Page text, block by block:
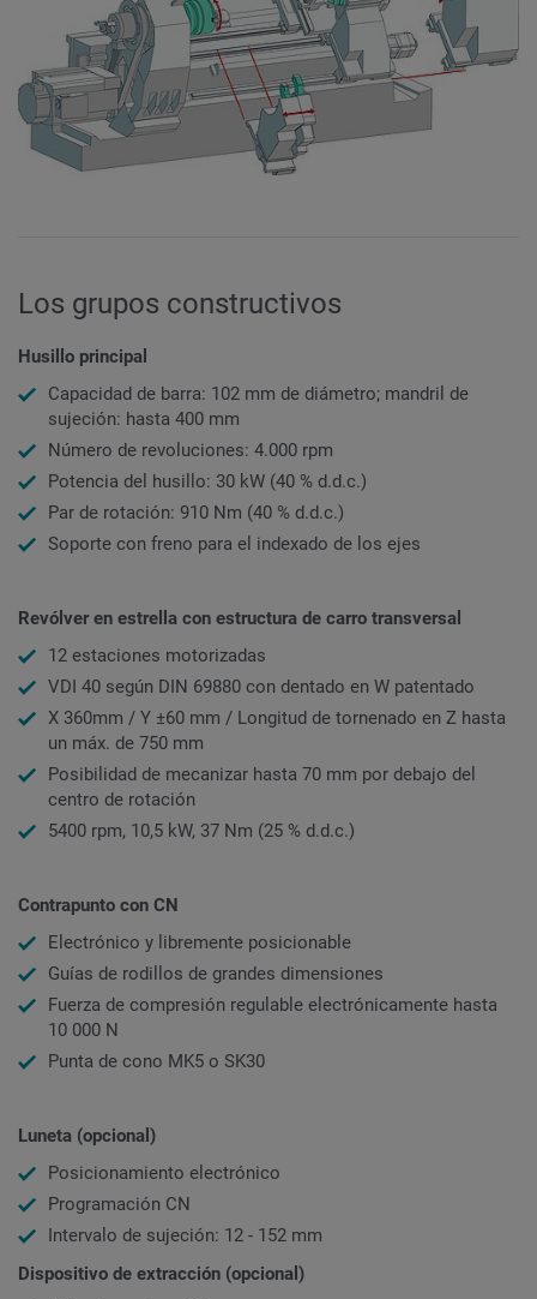
Los grupos constructivos
Husillo principal
Capacidad de barra: 102 mm de diámetro; mandril de
sujeción: hasta 400 mm
Número de revoluciones: 4.000 rpm
Potencia del husillo: 30 kW (40 % d.d.c.)
Par de rotación: 910 Nm (40 % d.d.c.)
Soporte con freno para el indexado de los ejes
Revólver en estrella con estructura de carro transversal
12 estaciones motorizadas
VDI 40 según DIN 69880 con dentado en W patentado
X 360mm / Y ±60 mm / Longitud de tornenado en Z hasta
un máx. de 750 mm
Posibilidad de mecanizar hasta 70 mm por debajo del
centro de rotación
5400 rpm, 10,5 kW, 37 Nm (25 % d.d.c.)
Contrapunto con CN
Electrónico y libremente posicionable
Guías de rodillos de grandes dimensiones
Fuerza de compresión regulable electrónicamente hasta
10 000 N
Punta de cono MK5 o SK30
Luneta (opcional)
Posicionamiento electrónico
Programación CN
Intervalo de sujeción: 12 - 152 mm
Dispositivo de extracción (opcional)